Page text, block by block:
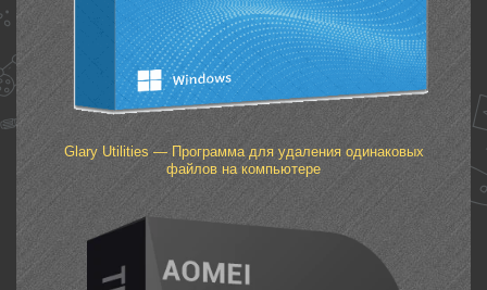
Glary Utilities — Программа для удаления одинаковых
файлов на компьютере